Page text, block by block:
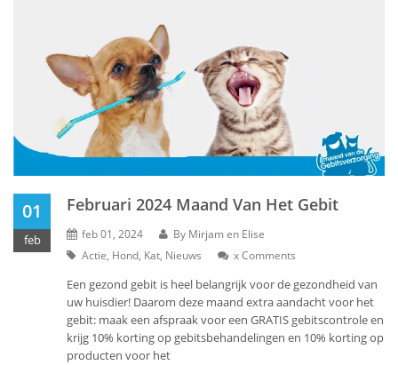
01
feb
Februari 2024 Maand Van Het Gebit
feb 01, 2024 By Mirjam en Elise
Actie, Hond, Kat, Nieuws xComments
Een gezond gebit is heel belangrijk voor de gezondheid van
uw huisdier! Daarom deze maand extra aandacht voor het
gebit: maak een afspraak voor een GRATIS gebitscontrole en
krijg 10% korting op gebitsbehandelingen en 10% korting op
producten voor het